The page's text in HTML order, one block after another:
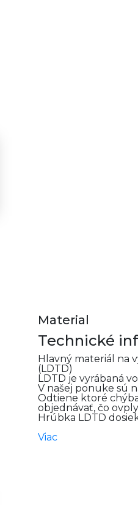
Material
Technické
Hlavný materiál na
(LDTD)
LDTD je vyrábaná
V našej ponuke sú
Odtiene ktoré
objednávať, čo
Hrúbka LDTD
Viac